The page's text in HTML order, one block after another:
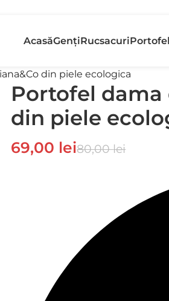
în 30 de zile
AcasăGențiRucsacuri
din piele ecologica
Portofel dama
din piele
80,00lei
69,00 lei